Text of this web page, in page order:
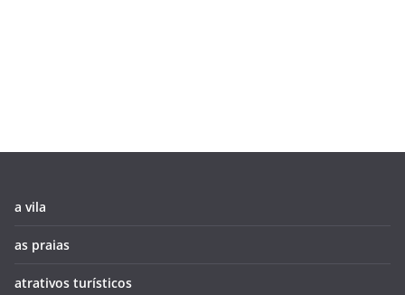
a vila
as praias
atrativos turísticos